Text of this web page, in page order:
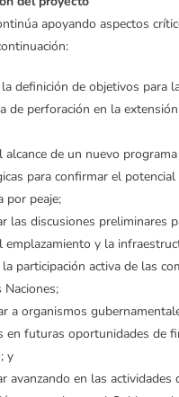
apoyando aspectos
la definición de objetivos para
de perforación en la
alcance de un nuevo
para confirmar el
por peaje;
las discusiones preliminares
emplazamiento y la
participación activa de las
Naciones;
a organismos
en futuras oportunidades de
y
avanzando en las actividades